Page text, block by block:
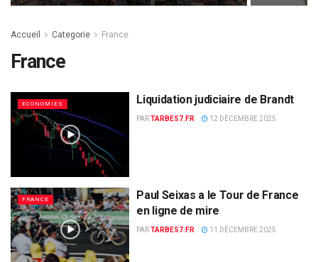
Accueil Categorie France
France
ECONOMIES Liquidation judiciaire de Brandt
PARTARBES7.FR 12 DÉCEMBRE 2025
FRANCE
Paul Seixas a le Tour de France
en ligne de mire
PARTARBES7.FR 11 DÉCEMBRE 2025